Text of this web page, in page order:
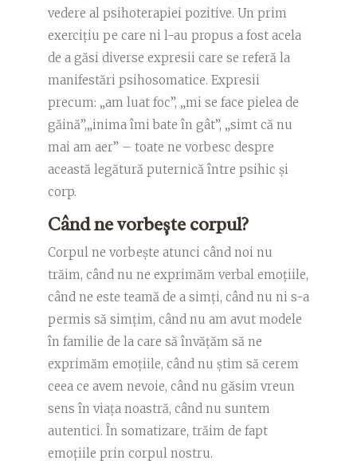
vedere al psihoterapiei pozitive. Un prim
exercițiu pe care ni l-au propus a fost acela
de a găsi diverse expresii care se referă la
manifestări psihosomatice. Expresii
precum: „am luat foc”, „mi se face pielea de
găină”,„inima îmi bate în gât”, „simt că nu
mai am aer” – toate ne vorbesc despre
această legătură puternică între psihic și
corp.
Când ne vorbește corpul?
Corpul ne vorbește atunci când noi nu
trăim, când nu ne exprimăm verbal emoțiile,
când ne este teamă de a simți, când nu ni s-a
permis să simțim, când nu am avut modele
în familie de la care să învățăm să ne
exprimăm emoțiile, când nu știm să cerem
ceea ce avem nevoie, când nu găsim vreun
sens în viața noastră, când nu suntem
autentici. În somatizare, trăim de fapt
emoțiile prin corpul nostru.